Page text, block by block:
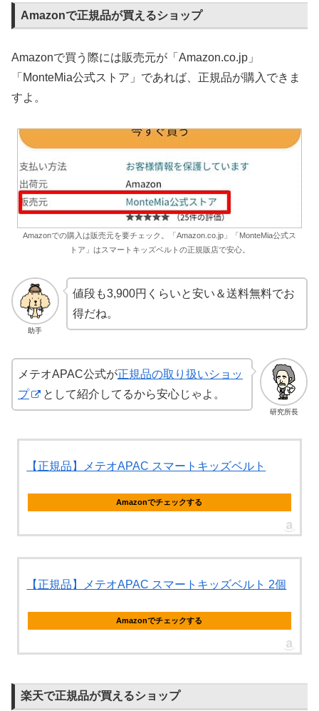
Amazonで正規品が買えるショップ
Amazonで買う際には販売元が「Amazon.co.jp」
「MonteMia公式ストア」であれば、正規品が購入できま
すよ。
Amazonでの購入は販売元を要チェック。「Amazon.co.jp」「MonteMia公式ス
トア」はスマートキッズベルトの正規販店で安心。
助手
値段も3,900円くらいと安い＆送料無料でお
得だね。
研究所長
メテオAPAC公式が正規品の取り扱いショッ
プ
として紹介してるから安心じゃよ。
【正規品】メテオAPAC スマートキッズベルト
Amazonでチェックする
【正規品】メテオAPAC スマートキッズベルト 2個
Amazonでチェックする
楽天で正規品が買えるショップ